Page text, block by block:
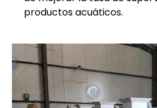
productos acuáticos.